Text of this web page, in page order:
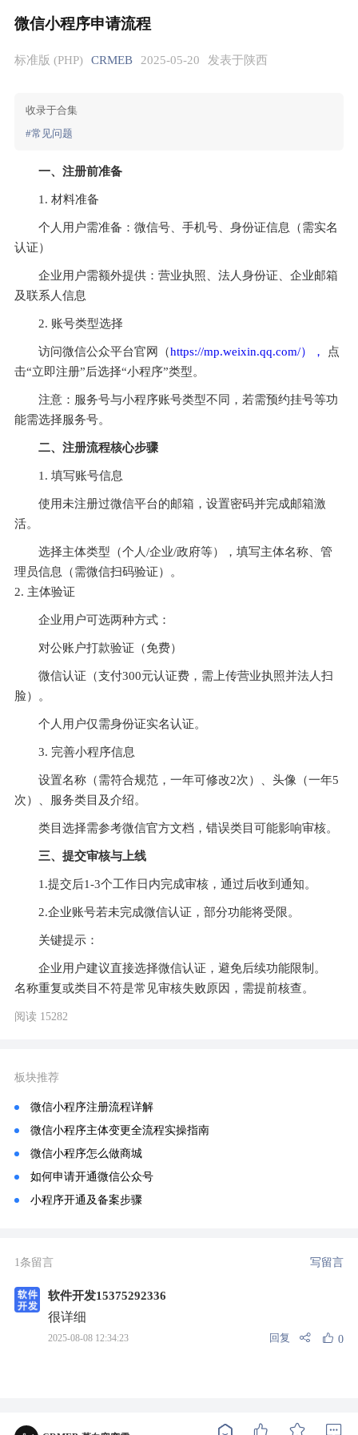
微信小程序申请流程
标准版 (PHP) CRMEB 2025-05-20 发表于陕西
收录于合集
#常见问题
一、注册前准备
个人用户需准备：微信号、手机号、身份证信息（需实名
企业用户需额外提供：营业执照、法人身份证、企业邮箱
访问微信公众平台官网（https://mp.weixin.qq.com/），
点
‌注意‌：服务号与小程序账号类型不同，若需预约挂号等功
二、注册流程核心步骤
使用未注册过微信平台的邮箱，设置密码并完成邮箱激
活。
选择主体类型（个人/企业/政府等），填写主体名称、管
‌企业用户‌可选两种方式：
对公账户打款验证（免费）
微信认证（支付300元认证费，需上传营业执照并法人扫
脸）。
‌个人用户‌仅需身份证实名认证。
设置名称（需符合规范，一年可修改2次）、头像（一年5
三、提交审核与上线
‌关键提示‌：
企业用户建议直接选择微信认证，避免后续功能限制。
阅读 15282
板块推荐
微信小程序注册流程详解
微信小程序主体变更全流程实操指南
微信小程序怎么做商城
如何申请开通微信公众号
小程序开通及备案步骤
1条留言 写留言
软件开发15375292336
很详细
2025-08-08 12:34:23 回复 0